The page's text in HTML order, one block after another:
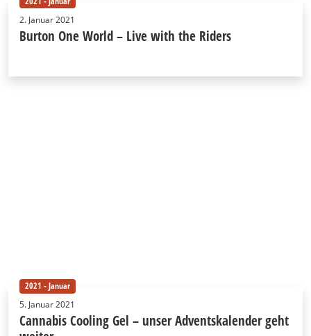
2. Januar 2021
Burton One World – Live with the Riders
2021 - Januar
5. Januar 2021
Cannabis Cooling Gel – unser Adventskalender geht